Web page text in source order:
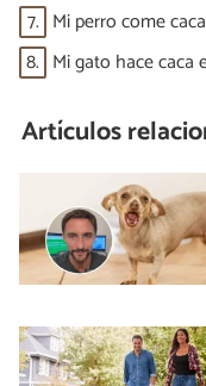
7. Mi perro come
8. Mi gato hace caca
Artículos